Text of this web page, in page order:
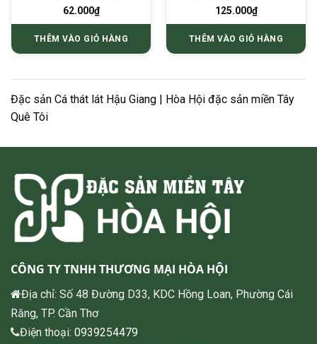
62.000₫
THÊM VÀO GIỎ HÀNG
500g
125.000₫
THÊM VÀO GIỎ HÀNG
Đặc sản Cá thát lát Hậu Giang | Hòa Hội đặc sản miền Tây
Quê Tôi
CÔNG TY TNHH THƯƠNG MẠI HÒA HỘI
Địa chỉ: Số 48 Đường D33, KDC Hồng Loan, Phường Cái
Răng, TP. Cần Thơ
Điện thoại: 0939254479